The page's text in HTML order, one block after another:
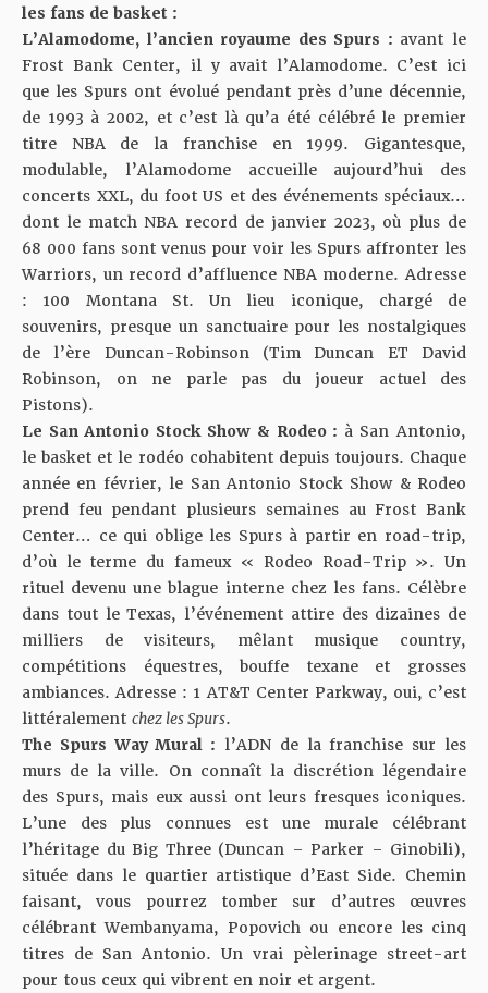
les fans de basket :
L’Alamodome, l’ancien royaume des Spurs : avant le
Frost Bank Center, il y avait l’Alamodome. C’est ici
que les Spurs ont évolué pendant près d’une décennie,
de 1993 à 2002, et c’est là qu’a été célébré le premier
titre NBA de la franchise en 1999. Gigantesque,
modulable, l’Alamodome accueille aujourd’hui des
concerts XXL, du foot US et des événements spéciaux…
dont le match NBA record de janvier 2023, où plus de
68 000 fans sont venus pour voir les Spurs affronter les
Warriors, un record d’affluence NBA moderne. Adresse
: 100 Montana St. Un lieu iconique, chargé de
souvenirs, presque un sanctuaire pour les nostalgiques
de l’ère Duncan-Robinson (Tim Duncan ET David
Robinson, on ne parle pas du joueur actuel des
Pistons).
Le San Antonio Stock Show & Rodeo : à San Antonio,
le basket et le rodéo cohabitent depuis toujours. Chaque
année en février, le San Antonio Stock Show & Rodeo
prend feu pendant plusieurs semaines au Frost Bank
Center… ce qui oblige les Spurs à partir en road-trip,
d’où le terme du fameux « Rodeo Road-Trip ». Un
rituel devenu une blague interne chez les fans. Célèbre
dans tout le Texas, l’événement attire des dizaines de
milliers de visiteurs, mêlant musique country,
compétitions équestres, bouffe texane et grosses
ambiances. Adresse : 1 AT&T Center Parkway, oui, c’est
littéralement chez les Spurs.
The Spurs Way Mural : l’ADN de la franchise sur les
murs de la ville. On connaît la discrétion légendaire
des Spurs, mais eux aussi ont leurs fresques iconiques.
L’une des plus connues est une murale célébrant
l’héritage du Big Three (Duncan – Parker – Ginobili),
située dans le quartier artistique d’East Side. Chemin
faisant, vous pourrez tomber sur d’autres œuvres
célébrant Wembanyama, Popovich ou encore les cinq
titres de San Antonio. Un vrai pèlerinage street-art
pour tous ceux qui vibrent en noir et argent.